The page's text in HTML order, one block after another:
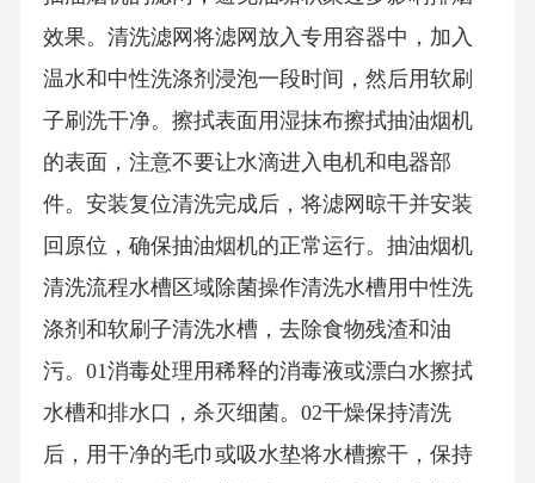
效果。清洗滤网将滤网放入专用容器中，加入
温水和中性洗涤剂浸泡一段时间，然后用软刷
子刷洗干净。擦拭表面用湿抹布擦拭抽油烟机
的表面，注意不要让水滴进入电机和电器部
件。安装复位清洗完成后，将滤网晾干并安装
回原位，确保抽油烟机的正常运行。抽油烟机
清洗流程水槽区域除菌操作清洗水槽用中性洗
涤剂和软刷子清洗水槽，去除食物残渣和油
污。01消毒处理用稀释的消毒液或漂白水擦拭
水槽和排水口，杀灭细菌。02干燥保持清洗
后，用干净的毛巾或吸水垫将水槽擦干，保持